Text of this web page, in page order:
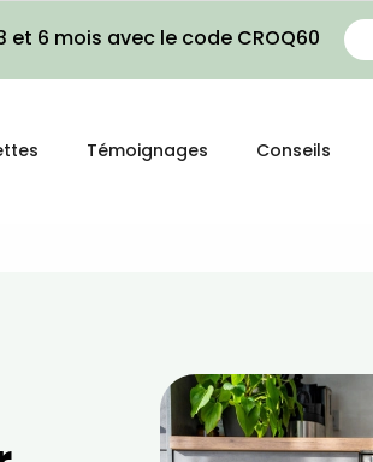
et 6 mois avec le code CROQ60
Témoignages Conseils